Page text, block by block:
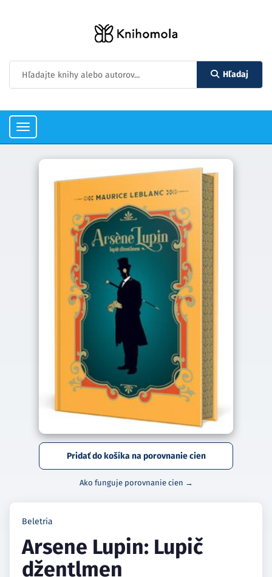
Hľadaj
Toggle
navigation
Pridať do košíka na porovnanie cien
Ako funguje porovnanie cien →
Beletria
Arsene Lupin: Lupič
džentlmen